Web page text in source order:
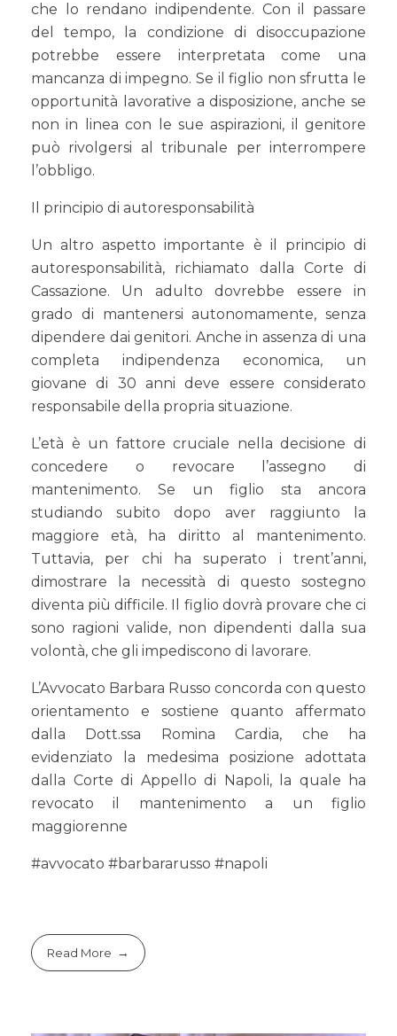
che lo rendano indipendente. Con il passare
del tempo, la condizione di disoccupazione
potrebbe essere interpretata come una
mancanza di impegno. Se il figlio non sfrutta le
opportunità lavorative a disposizione, anche se
non in linea con le sue aspirazioni, il genitore
può rivolgersi al tribunale per interrompere
l’obbligo.
Il principio di autoresponsabilità
Un altro aspetto importante è il principio di
autoresponsabilità, richiamato dalla Corte di
Cassazione. Un adulto dovrebbe essere in
grado di mantenersi autonomamente, senza
dipendere dai genitori. Anche in assenza di una
completa indipendenza economica, un
giovane di 30 anni deve essere considerato
responsabile della propria situazione.
L’età è un fattore cruciale nella decisione di
concedere o revocare l’assegno di
mantenimento. Se un figlio sta ancora
studiando subito dopo aver raggiunto la
maggiore età, ha diritto al mantenimento.
Tuttavia, per chi ha superato i trent’anni,
dimostrare la necessità di questo sostegno
diventa più difficile. Il figlio dovrà provare che ci
sono ragioni valide, non dipendenti dalla sua
volontà, che gli impediscono di lavorare.
L’Avvocato Barbara Russo concorda con questo
orientamento e sostiene quanto affermato
dalla Dott.ssa Romina Cardia, che ha
evidenziato la medesima posizione adottata
dalla Corte di Appello di Napoli, la quale ha
revocato il mantenimento a un figlio
maggiorenne
#avvocato #barbararusso #napoli
Read More